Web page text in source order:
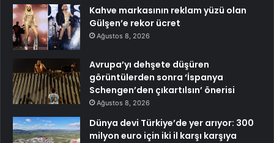
Kahve markasının reklam yüzü olan
Gülşen’e rekor ücret
Ağustos 8, 2026
Avrupa’yı dehşete düşüren
görüntülerden sonra ‘İspanya
Schengen’den çıkartılsın’ önerisi
Ağustos 8, 2026
Dünya devi Türkiye’de yer arıyor: 300
milyon euro için iki il karşı karşıya